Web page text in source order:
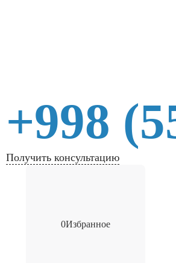
+998
Получить консультацию
0Избранное